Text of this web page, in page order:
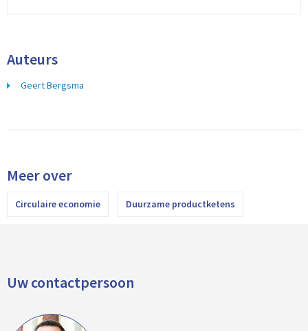
Auteurs
Geert Bergsma
Meer over
Circulaire economie Duurzame productketens
Uw contactpersoon